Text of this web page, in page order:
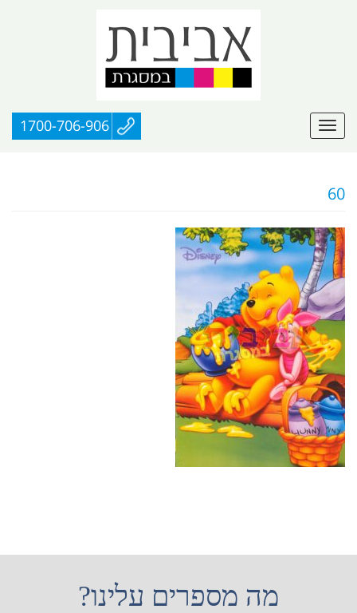
1700-706-906
60
מה מספרים עלינו?